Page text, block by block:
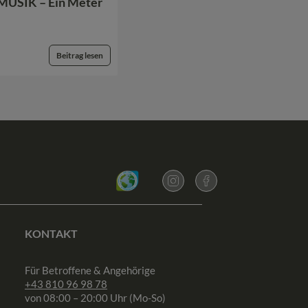
Beitrag lesen
KONTAKT
Für Betroffene & Angehörige
+43 810 96 98 78
von 08:00 – 20:00 Uhr (Mo-So)